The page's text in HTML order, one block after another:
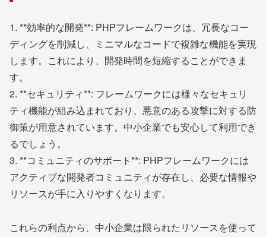
1. **効率的な開発**: PHPフレームワークは、冗長なコー
ディングを削減し、ミニマルなコードで複雑な機能を実現
します。これにより、開発時間を短縮することができま
す。
2. **セキュリティ**: フレームワークには様々なセキュリ
ティ機能が組み込まれており、悪意のある攻撃に対する防
御策が用意されています。中小企業でも安心して利用でき
るでしょう。
3. **コミュニティのサポート**: PHPフレームワークには
アクティブな開発者コミュニティが存在し、必要な情報や
リソースが手に入りやすくなります。
これらの利点から、中小企業は限られたリソースを使って